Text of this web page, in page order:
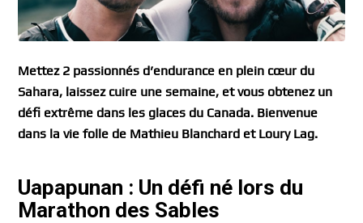
Mettez 2 passionnés d’endurance en plein cœur du
Sahara, laissez cuire une semaine, et vous obtenez un
défi extrême dans les glaces du Canada. Bienvenue
dans la vie folle de Mathieu Blanchard et Loury Lag.
Uapapunan : Un défi né lors du
Marathon des Sables